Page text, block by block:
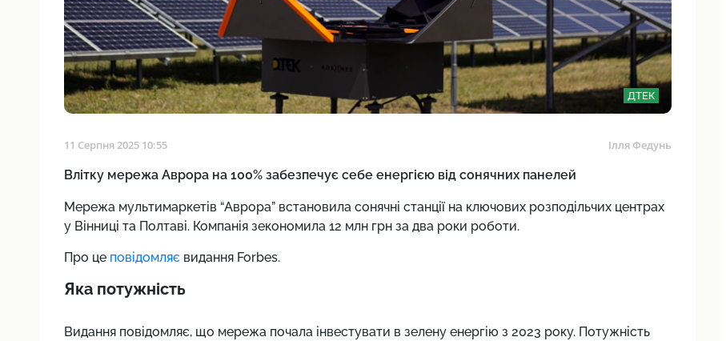
ДТЕК
11 Серпня 2025 10:55 Ілля Федунь
Влітку мережа Аврора на 100% забезпечує себе енергією від сонячних панелей
Мережа мультимаркетів “Аврора” встановила сонячні станції на ключових розподільчих центрах
у Вінниці та Полтаві. Компанія зекономила 12 млн грн за два роки роботи.
Про це повідомляєвидання Forbes.
Яка потужність
Видання повідомляє, що мережа почала інвестувати в зелену енергію з 2023 року. Потужність